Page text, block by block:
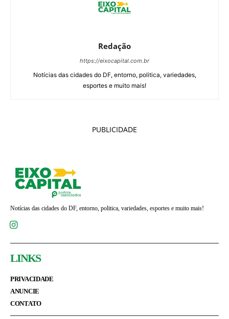
Redação
https://eixocapital.com.br
Notícias das cidades do DF, entorno, politica, variedades,
esportes e muito mais!
PUBLICIDADE
Notícias das cidades do DF, entorno, politica, variedades, esportes e muito mais!
LINKS
PRIVACIDADE
ANUNCIE
CONTATO